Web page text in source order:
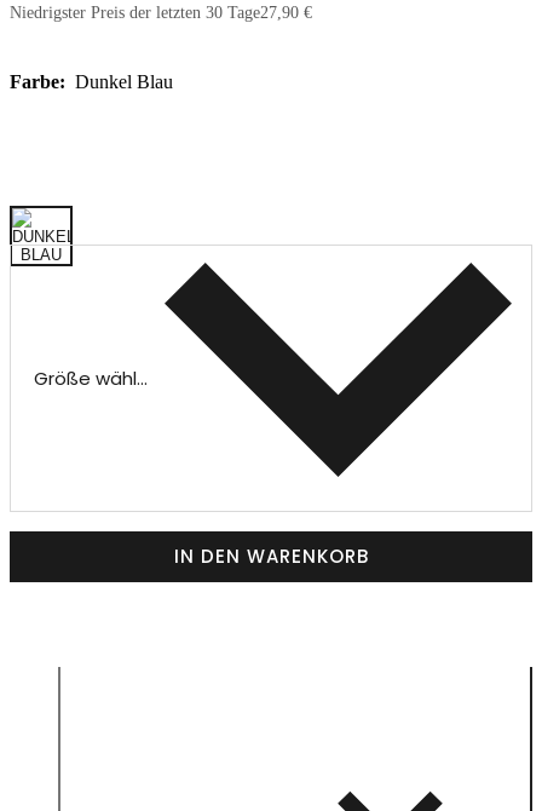
Niedrigster Preis der letzten 30 Tage27,90 €
Farbe: Dunkel Blau
Größe wählen
IN DEN WARENKORB